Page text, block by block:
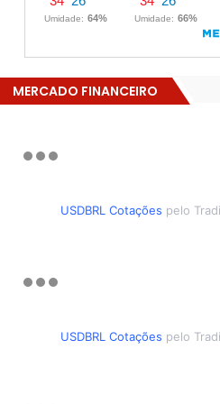
MERCADO FINANCEIRO
USDBRL Cotações pelo
USDBRL Cotações pelo